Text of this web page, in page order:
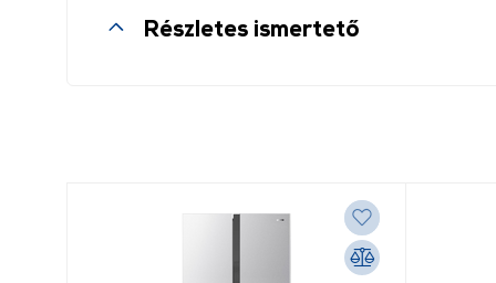
Részletes ismertető